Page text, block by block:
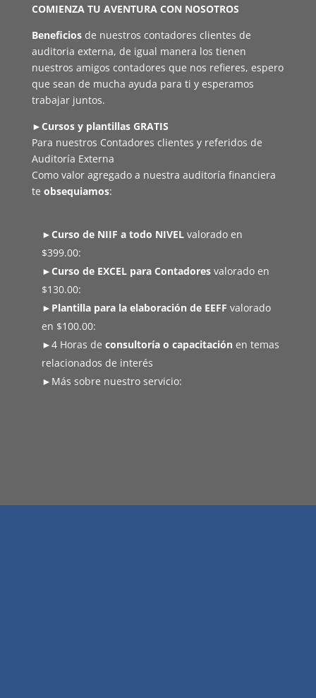
COMIENZA TU AVENTURA CON NOSOTROS
Beneficiosde nuestros contadores clientes de
auditoria externa, de igual manera los tienen
nuestros amigos contadores que nos refieres, espero
que sean de mucha ayuda para ti y esperamos
trabajar juntos.
► Cursos y plantillas GRATIS
Para nuestros Contadores clientes y referidos de
Auditoría Externa
Como valor agregado a nuestra auditoría financiera
te obsequiamos:
►Curso de NIIF a todo NIVELvalorado en
$399.00:
►Curso de EXCEL para Contadoresvalorado en
$130.00:
►Plantilla para la elaboración de EEFF valorado
en $100.00:
►4 Horas de consultoría o capacitaciónen temas
relacionados de interés
►Más sobre nuestro servicio: